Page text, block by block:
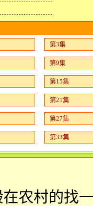
第3集
第9集
第15集
第21集
第27集
第33集
农村的找